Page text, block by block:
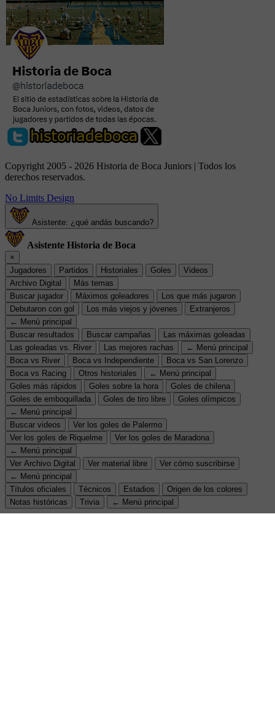
Copyright 2005 - 2026 Historia de Boca Juniors | Todos los
derechos reservados.
No Limits Design
Asistente: ¿qué andás buscando?
Asistente Historia de Boca
×
Jugadores
Partidos Historiales Goles
Videos
Archivo Digital
Más temas
Buscar jugador
Máximos goleadores
Los que más jugaron
Debutaron con gol
Los más viejos y jóvenes
Extranjeros
← Menú principal
Buscar resultados
Buscar campañas
Las máximas goleadas
Las goleadas vs. River
Las mejores rachas
← Menú principal
Boca vs River
Boca vs Independiente
Boca vs San Lorenzo
Boca vs Racing
Otros historiales
← Menú principal
Goles más rápidos
Goles sobre la hora
Goles de chilena
Goles de emboquillada
Goles de tiro libre
Goles olímpicos
← Menú principal
Buscar videos
Ver los goles de Palermo
Ver los goles de Riquelme
Ver los goles de Maradona
← Menú principal
Ver Archivo Digital
Ver material libre
Ver cómo suscribirse
← Menú principal
Títulos oficiales
Técnicos Estadios
Origen de los colores
Notas históricas
Trivia ← Menú principal